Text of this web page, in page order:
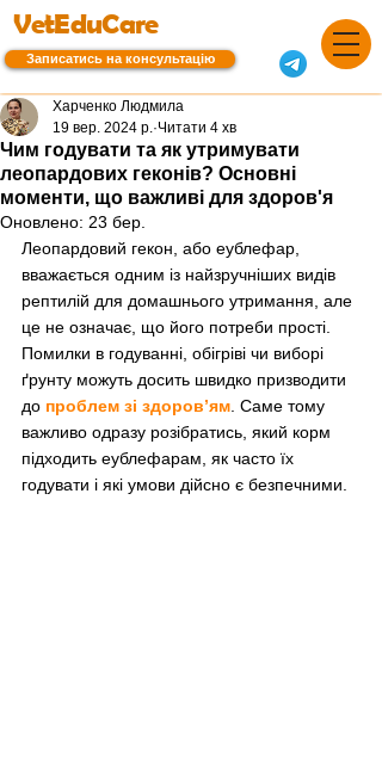
VetEduCare
Записатись на консультацію
Чим годувати та як утримувати
леопардових геконів? Основні
моменти, що важливі для здоров'я
Харченко Людмила
19 вер. 2024 р. Читати 4 хв
Оновлено: 23 бер.
Леопардовий гекон, або еублефар,
вважається одним із найзручніших видів
рептилій для домашнього утримання, але
це не означає, що його потреби прості.
Помилки в годуванні, обігріві чи виборі
ґрунту можуть досить швидко призводити
до проблем зі здоров’ям . Саме тому
важливо одразу розібратись, який корм
підходить еублефарам, як часто їх
годувати і які умови дійсно є безпечними.